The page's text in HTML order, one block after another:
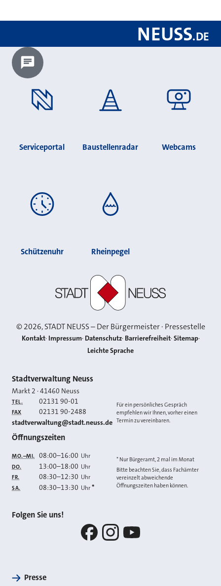
NEUSS.DE
Chatbot laden?
Serviceportal Baustellenradar Webcams
Schützenuhr Rheinpegel
©2026, STADT NEUSS – Der Bürgermeister · Pressestelle
Kontakt Impressum Datenschutz Barrierefreiheit Sitemap
Leichte Sprache
Kontakt
Stadtverwaltung Neuss
Markt 2 ·41460 Neuss
TEL. 02131 90-01
FAX 02131 90-2488
E-MAIL
stadtverwaltung@stadt.neuss.de
Für ein persönliches Gespräch
empfehlen wir Ihnen, vorher einen
Termin zu vereinbaren.
Öffnungszeiten
MO.–MI. 08:00–16:00 Uhr
DO. 13:00–18:00 Uhr
FR. 08:30–12:30 Uhr
SA. 08:30–13:30 Uhr *
* Nur Bürgeramt, 2 mal im Monat
Bitte beachten Sie, dass Fachämter
vereinzelt abweichende
Öffnungszeiten haben können.
Folgen Sie uns!
Presse